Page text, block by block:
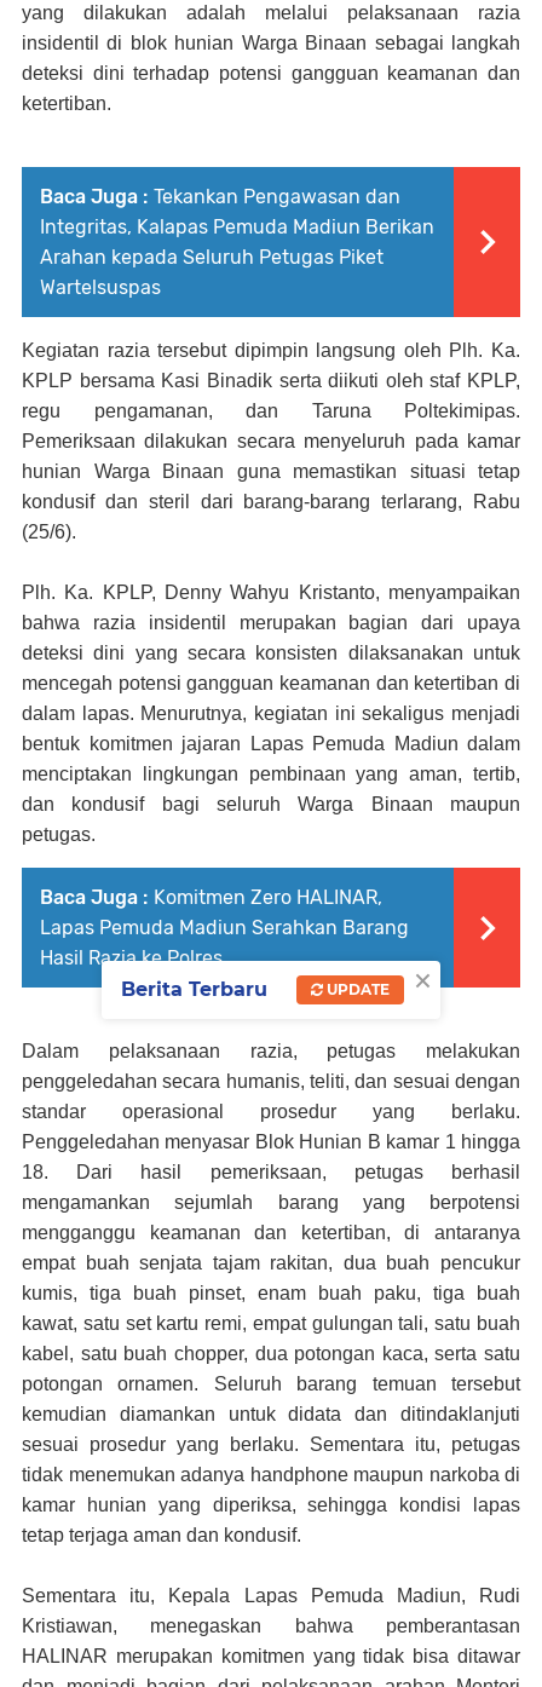
yang dilakukan adalah melalui pelaksanaan razia
insidentil di blok hunian Warga Binaan sebagai langkah
deteksi dini terhadap potensi gangguan keamanan dan
ketertiban.
Baca Juga : Tekankan Pengawasan dan
Integritas, Kalapas Pemuda Madiun Berikan
Arahan kepada Seluruh Petugas Piket
Wartelsuspas
Kegiatan razia tersebut dipimpin langsung oleh Plh. Ka.
KPLP bersama Kasi Binadik serta diikuti oleh staf KPLP,
regu pengamanan, dan Taruna Poltekimipas.
Pemeriksaan dilakukan secara menyeluruh pada kamar
hunian Warga Binaan guna memastikan situasi tetap
kondusif dan steril dari barang-barang terlarang, Rabu
(25/6).
Plh. Ka. KPLP, Denny Wahyu Kristanto, menyampaikan
bahwa razia insidentil merupakan bagian dari upaya
deteksi dini yang secara konsisten dilaksanakan untuk
mencegah potensi gangguan keamanan dan ketertiban di
dalam lapas. Menurutnya, kegiatan ini sekaligus menjadi
bentuk komitmen jajaran Lapas Pemuda Madiun dalam
menciptakan lingkungan pembinaan yang aman, tertib,
dan kondusif bagi seluruh Warga Binaan maupun
petugas.
Baca Juga : Komitmen Zero HALINAR,
Lapas Pemuda Madiun Serahkan Barang
Hasil Razia ke Polres
Dalam pelaksanaan razia, petugas melakukan
penggeledahan secara humanis, teliti, dan sesuai dengan
standar operasional prosedur yang berlaku.
Penggeledahan menyasar Blok Hunian B kamar 1 hingga
18. Dari hasil pemeriksaan, petugas berhasil
mengamankan sejumlah barang yang berpotensi
mengganggu keamanan dan ketertiban, di antaranya
empat buah senjata tajam rakitan, dua buah pencukur
kumis, tiga buah pinset, enam buah paku, tiga buah
kawat, satu set kartu remi, empat gulungan tali, satu buah
kabel, satu buah chopper, dua potongan kaca, serta satu
potongan ornamen. Seluruh barang temuan tersebut
kemudian diamankan untuk didata dan ditindaklanjuti
sesuai prosedur yang berlaku. Sementara itu, petugas
tidak menemukan adanya handphone maupun narkoba di
kamar hunian yang diperiksa, sehingga kondisi lapas
tetap terjaga aman dan kondusif.
Sementara itu, Kepala Lapas Pemuda Madiun, Rudi
Kristiawan, menegaskan bahwa pemberantasan
HALINAR merupakan komitmen yang tidak bisa ditawar
×
Berita Terbaru UPDATE